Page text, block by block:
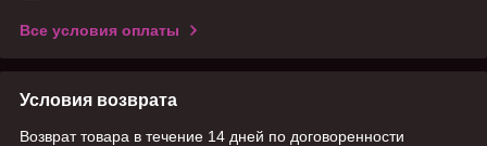
Все условия оплаты
Условия возврата
Возврат товара в течение 14 дней по договоренности